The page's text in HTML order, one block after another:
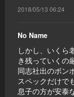
2018/05/13 06:24
No Name
しかし、いくら
き残っていくの
同志社出のボン
スペックだけで
息子の方が安泰